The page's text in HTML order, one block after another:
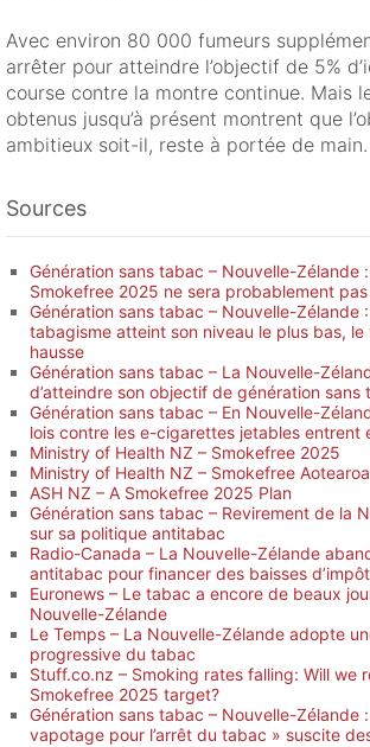
Avec environ 80 000 fumeurs
arrêter pour atteindre l’objectif de 5%
course contre la montre continue. Mais
obtenus jusqu’à présent montrent que
ambitieux soit-il, reste à portée de main.
Sources
Génération sans tabac – Nouvelle-Zélande
Smokefree 2025 ne sera probablement
Génération sans tabac – Nouvelle-Zélande
tabagisme atteint son niveau le plus bas,
hausse
Génération sans tabac – La Nouvelle-
d’atteindre son objectif de génération sans
Génération sans tabac – En Nouvelle-
lois contre les e-cigarettes jetables entrent
Ministry of Health NZ – Smokefree 2025
Ministry of Health NZ – Smokefree
ASH NZ – A Smokefree 2025 Plan
Génération sans tabac – Revirement de la
sur sa politique antitabac
Radio-Canada – La Nouvelle-Zélande
antitabac pour financer des baisses
Euronews – Le tabac a encore de beaux
Nouvelle-Zélande
Le Temps – La Nouvelle-Zélande adopte
progressive du tabac
Stuff.co.nz – Smoking rates falling: Will we
Smokefree 2025 target?
Génération sans tabac – Nouvelle-Zélande :
vapotage pour l’arrêt du tabac » suscite